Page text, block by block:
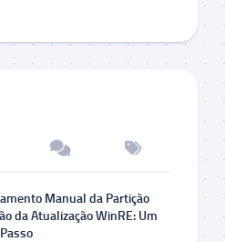
Manual da Partição
da Atualização WinRE: Um